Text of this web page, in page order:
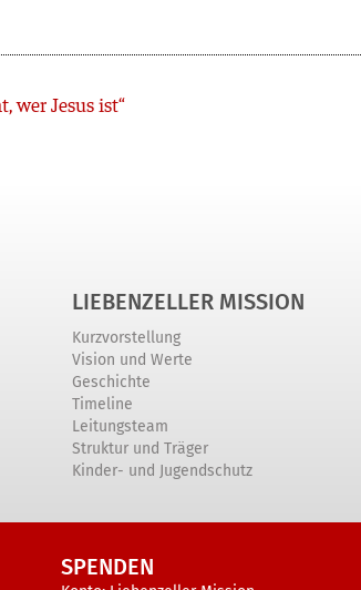
wer Jesus ist“
LIEBENZELLER MISSION
Kurzvorstellung
Vision und Werte
Geschichte
Timeline
Leitungsteam
Struktur und Träger
Kinder- und Jugendschutz
SPENDEN